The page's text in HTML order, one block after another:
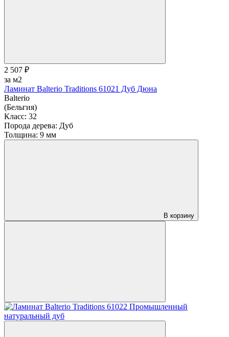
2 507 ₽
за м2
Ламинат Balterio Traditions 61021 Дуб Дюна
Balterio
(Бельгия)
Класс: 32
Порода дерева: Дуб
Толщина: 9 мм
В корзину